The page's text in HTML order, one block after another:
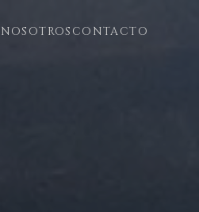
NOSOTROS CONTACTO